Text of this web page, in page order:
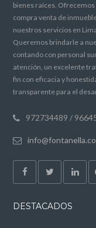
bienes raíces.
compra venta de
nuestros servicios en
Queremos brindarle a
contando con personal
atención, un excelente
fin con eficacia y
transparente para el
972734489 /
DESTACADOS